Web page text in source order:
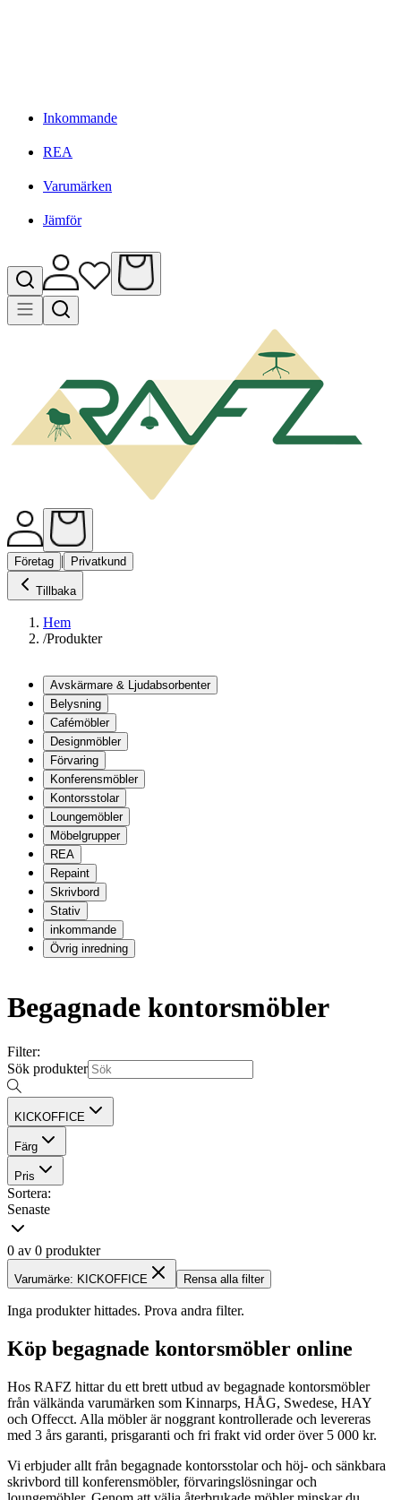
Inkommande
REA
Varumärken
Jämför
Företag | Privatkund
Tillbaka
Hem
/Produkter
Avskärmare & Ljudabsorbenter
Belysning
Cafémöbler
Designmöbler
Förvaring
Konferensmöbler
Kontorsstolar
Loungemöbler
Möbelgrupper
REA
Repaint
Skrivbord
Stativ
inkommande
Övrig inredning
Begagnade kontorsmöbler
Filter:
Sök produkter
KICKOFFICE
Färg
Pris
Sortera:
Senaste
0 av 0 produkter
Varumärke: KICKOFFICE Rensa alla filter
Inga produkter hittades. Prova andra filter.
Köp begagnade kontorsmöbler online
Hos RAFZ hittar du ett brett utbud av begagnade kontorsmöbler
från välkända varumärken som Kinnarps, HÅG, Swedese, HAY
och Offecct. Alla möbler är noggrant kontrollerade och levereras
med 3 års garanti, prisgaranti och fri frakt vid order över 5 000 kr.
Vi erbjuder allt från begagnade kontorsstolar och höj- och sänkbara
skrivbord till konferensmöbler, förvaringslösningar och